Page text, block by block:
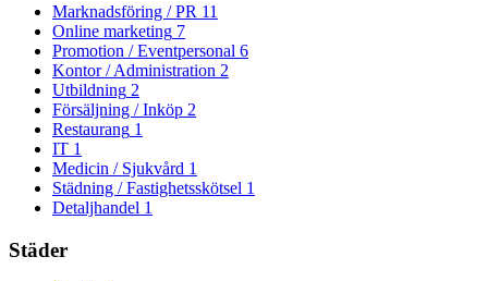
Marknadsföring / PR 11
Online marketing 7
Promotion / Eventpersonal 6
Kontor / Administration 2
Utbildning 2
Försäljning / Inköp 2
Restaurang 1
IT 1
Medicin / Sjukvård 1
Städning / Fastighetsskötsel 1
Detaljhandel 1
Städer